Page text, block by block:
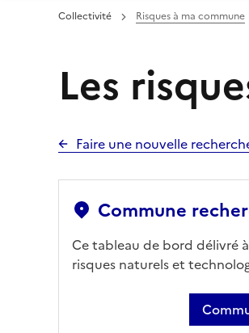
Collectivité Risques à ma commune
Les
Faire une nouvelle
Commune
Ce tableau de bord délivré
risques naturels et